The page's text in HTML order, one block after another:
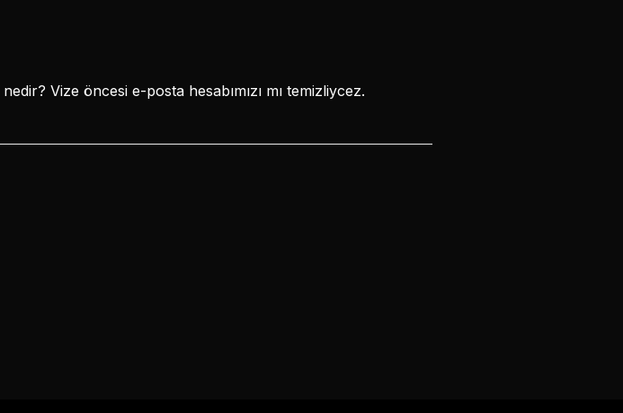
Vize öncesi e-posta hesabımızı mı temizliycez.